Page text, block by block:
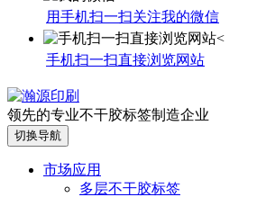
用手机扫一扫关注我的微信
手机扫一扫直接浏览网站
领先的专业不干胶标签制造企业
切换导航
市场应用
多层不干胶标签